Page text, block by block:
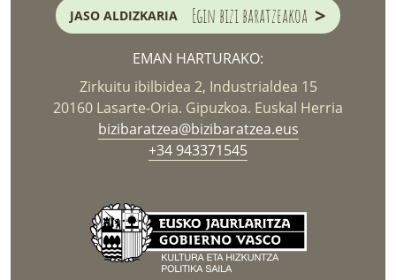
JASO ALDIZKARIA Egin bizi baratzeakoa >
EMAN HARTURAKO:
Zirkuitu ibilbidea 2, Industrialdea 15
20160 Lasarte-Oria. Gipuzkoa. Euskal Herria
bizibaratzea@bizibaratzea.eus
+34 943371545